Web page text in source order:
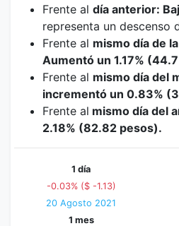
Frente al día anterior:
representa un descenso
Frente al mismo día de
Aumentó un 1.17%
Frente al mismo día del
incrementó un 0.83%
Frente al mismo día del
2.18% (82.82 pesos).
1 día
-0.03% ($ -1.13)
20 Agosto 2021
1 mes